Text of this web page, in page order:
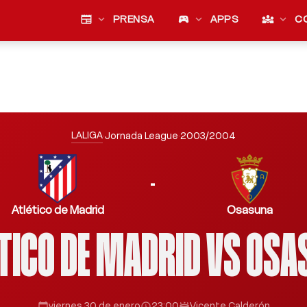
newspaper expand_more PRENSA sports_esports expand_more APPS diversity_3 expand_more
LALIGA·Jornada League·2003/2004
Atlético de Madrid
-
Osasuna
DE MADRID VS